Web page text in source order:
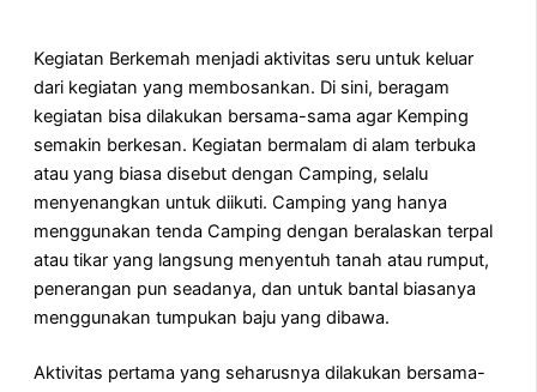
Kegiatan Berkemah menjadi aktivitas seru untuk keluar
dari kegiatan yang membosankan. Di sini, beragam
kegiatan bisa dilakukan bersama-sama agar Kemping
semakin berkesan. Kegiatan bermalam di alam terbuka
atau yang biasa disebut dengan Camping, selalu
menyenangkan untuk diikuti. Camping yang hanya
menggunakan tenda Camping dengan beralaskan terpal
atau tikar yang langsung menyentuh tanah atau rumput,
penerangan pun seadanya, dan untuk bantal biasanya
menggunakan tumpukan baju yang dibawa.
Aktivitas pertama yang seharusnya dilakukan bersama-